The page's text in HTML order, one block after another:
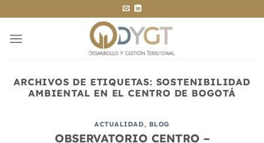
al
contenido
ARCHIVOS DE ETIQUETAS: SOSTENIBILIDAD
AMBIENTAL EN EL CENTRO DE BOGOTÁ
ACTUALIDAD, BLOG
OBSERVATORIO CENTRO –